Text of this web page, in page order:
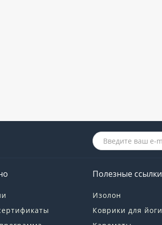
Полезные ссылки
Изолон
Коврики для йоги